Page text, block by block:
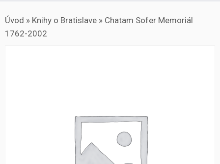
to
content
Úvod » Knihy o Bratislave » Chatam Sofer Memoriál
1762-2002